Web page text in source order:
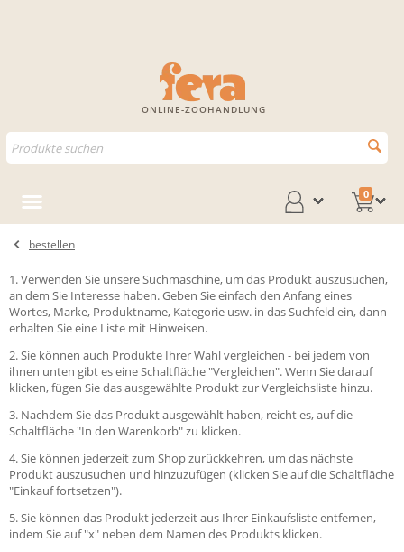
ONLINE-ZOOHANDLUNG
0
bestellen
1. Verwenden Sie unsere Suchmaschine, um das Produkt auszusuchen,
an dem Sie Interesse haben. Geben Sie einfach den Anfang eines
Wortes, Marke, Produktname, Kategorie usw. in das Suchfeld ein, dann
erhalten Sie eine Liste mit Hinweisen.
2. Sie können auch Produkte Ihrer Wahl vergleichen - bei jedem von
ihnen unten gibt es eine Schaltfläche "Vergleichen". Wenn Sie darauf
klicken, fügen Sie das ausgewählte Produkt zur Vergleichsliste hinzu.
3. Nachdem Sie das Produkt ausgewählt haben, reicht es, auf die
Schaltfläche "In den Warenkorb" zu klicken.
4. Sie können jederzeit zum Shop zurückkehren, um das nächste
Produkt auszusuchen und hinzuzufügen (klicken Sie auf die Schaltfläche
"Einkauf fortsetzen").
5. Sie können das Produkt jederzeit aus Ihrer Einkaufsliste entfernen,
indem Sie auf "x" neben dem Namen des Produkts klicken.